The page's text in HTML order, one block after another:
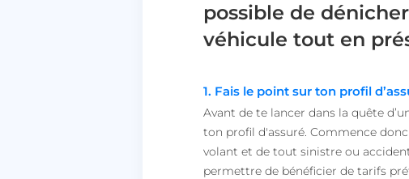
possible de
véhicule tout en
1. Fais le point sur ton profil
Avant de te lancer dans la quête
ton profil d'assuré. Commence
volant et de tout sinistre ou
permettre de bénéficier de tarifs